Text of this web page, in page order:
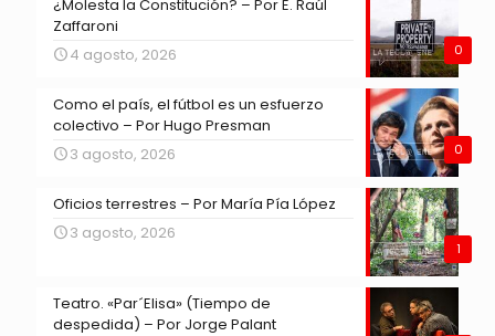
0
¿Molesta la Constitución? – Por E. Raúl
Zaffaroni
4 agosto, 2026
0
Como el país, el fútbol es un esfuerzo
colectivo – Por Hugo Presman
3 agosto, 2026
1
Oficios terrestres – Por María Pía López
3 agosto, 2026
Teatro. «Par´Elisa» (Tiempo de
despedida) – Por Jorge Palant